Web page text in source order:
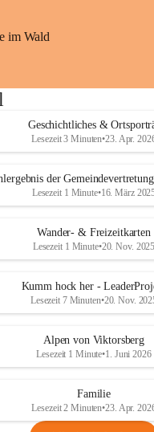
im Wald
Geschichtliches &
Lesezeit 3 Minuten•23. Apr.
der
Lesezeit 1 Minute•16. März
Wander- & Freizeitkarten
Lesezeit 1 Minute•20. Nov. 2025
Kumm hock her -
Lesezeit 7 Minuten•20. Nov.
Alpen von Viktorsberg
Lesezeit 1 Minute•1. Juni 2026
Familie
Lesezeit 2 Minuten•23. Apr.